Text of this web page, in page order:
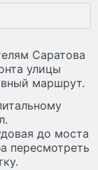
Саратова
улицы
маршрут.
до моста
пересмотреть